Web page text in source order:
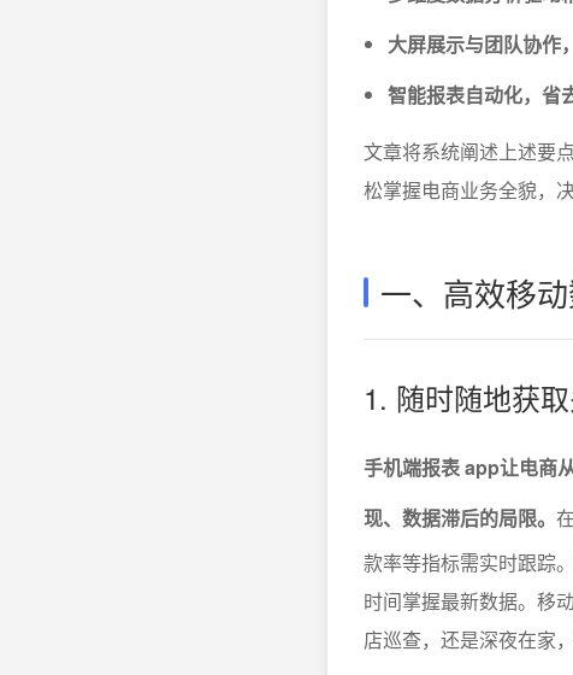
大屏展示与团队协作
智能报表自动化，省
文章将系统阐述上述要
松掌握电商业务全貌，
一、高效移
1. 随时随地获
手机端报表 app让电商
现、数据滞后的局限。
款率等指标需实时跟踪
时间掌握最新数据。移
店巡查，还是深夜在家